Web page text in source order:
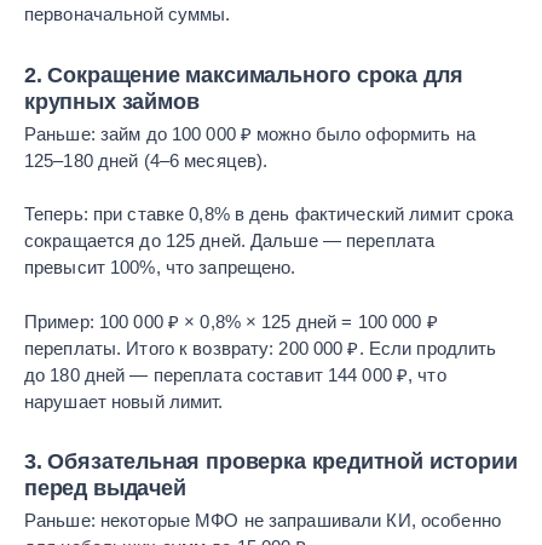
первоначальной суммы.
2. Сокращение максимального срока для
крупных займов
Раньше: займ до 100 000 ₽ можно было оформить на
125–180 дней (4–6 месяцев).
Теперь: при ставке 0,8% в день фактический лимит срока
сокращается до 125 дней. Дальше — переплата
превысит 100%, что запрещено.
Пример: 100 000 ₽ × 0,8% × 125 дней = 100 000 ₽
переплаты. Итого к возврату: 200 000 ₽. Если продлить
до 180 дней — переплата составит 144 000 ₽, что
нарушает новый лимит.
3. Обязательная проверка кредитной истории
перед выдачей
Раньше: некоторые МФО не запрашивали КИ, особенно